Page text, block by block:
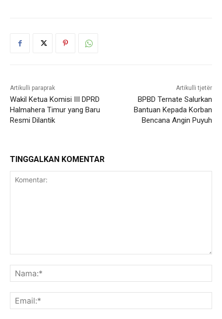
Artikulli paraprak
Wakil Ketua Komisi III DPRD
Halmahera Timur yang Baru
Resmi Dilantik
Artikulli tjetër
BPBD Ternate Salurkan
Bantuan Kepada Korban
Bencana Angin Puyuh
TINGGALKAN KOMENTAR